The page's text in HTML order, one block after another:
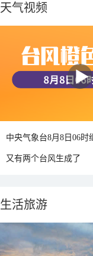
天气视频
又有两个台风生成了
生活旅游